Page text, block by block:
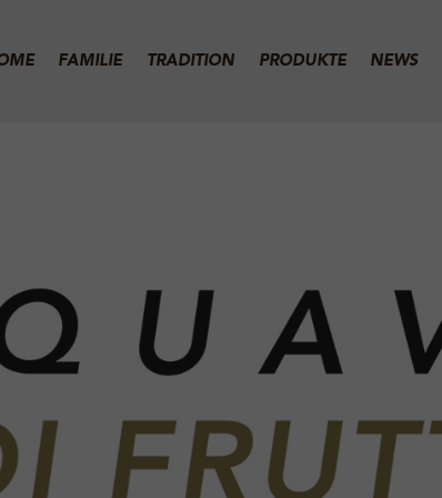
FAMILIE TRADITION PRODUKTE NEWS